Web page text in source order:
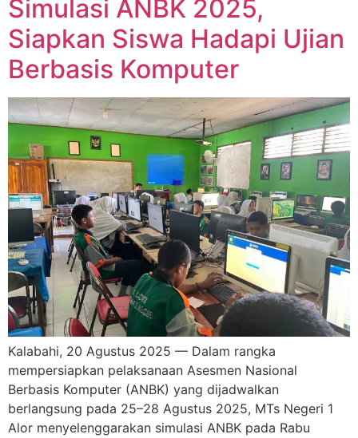
Simulasi ANBK 2025,
Siapkan Siswa Hadapi Ujian
Berbasis Komputer
Kalabahi, 20 Agustus 2025 — Dalam rangka
mempersiapkan pelaksanaan Asesmen Nasional
Berbasis Komputer (ANBK) yang dijadwalkan
berlangsung pada 25–28 Agustus 2025, MTs Negeri 1
Alor menyelenggarakan simulasi ANBK pada Rabu